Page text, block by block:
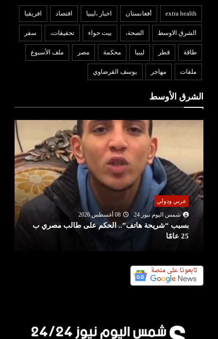
extra health أفغانستان اخبار ،ليبيا افتصاد افريقيا
الشرق الاوسط الصحة، بيت حواء تحقيقات، سفر
طاقة قطر ليبيا محكمة مصر ملف الأسبوع
ملفات مهاجر يوسف القرضاوي
الشرق الأوسط
عربي ودولي
شمس اليوم نيوز 24
08 أغسطس 2026
بسبب “شريحة هاتف”.. الحكم على طالب مصري ب
25 عامًا